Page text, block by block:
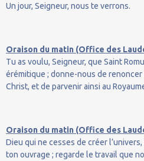
Un jour, Seigneur, nous te verrons.
Oraison du matin (Office des
Tu as voulu, Seigneur, que Saint
érémitique ; donne-nous de
Christ, et de parvenir ainsi au
Oraison du matin (Office des
Dieu qui ne cesses de créer
ton ouvrage ; regarde le travail que